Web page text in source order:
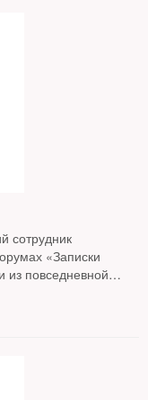
сотрудник
«Записки
из повседневной
какие